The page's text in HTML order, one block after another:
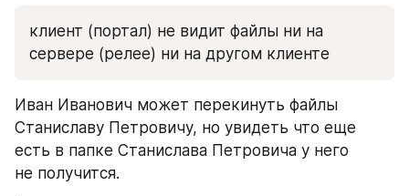
клиент (портал) не видит файлы ни на
сервере (релее) ни на другом клиенте
Иван Иванович может перекинуть файлы
Станиславу Петровичу, но увидеть что еще
есть в папке Станислава Петровича у него
не получится.